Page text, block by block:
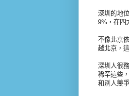
深圳的地
9%，在四
不像北京
越北京，
深圳人很
稀罕這些
和別人競爭